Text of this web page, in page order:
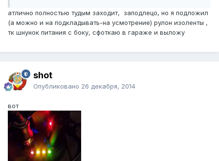
атлично полностью тудым заходит, заподлецо, но я подложил
(а можно и на подкладывать-на усмотрение) рулон изоленты ,
тк шнунок питания с боку, сфоткаю в гараже и выложу
shot
Опубликовано 26 декабря, 2014
вот